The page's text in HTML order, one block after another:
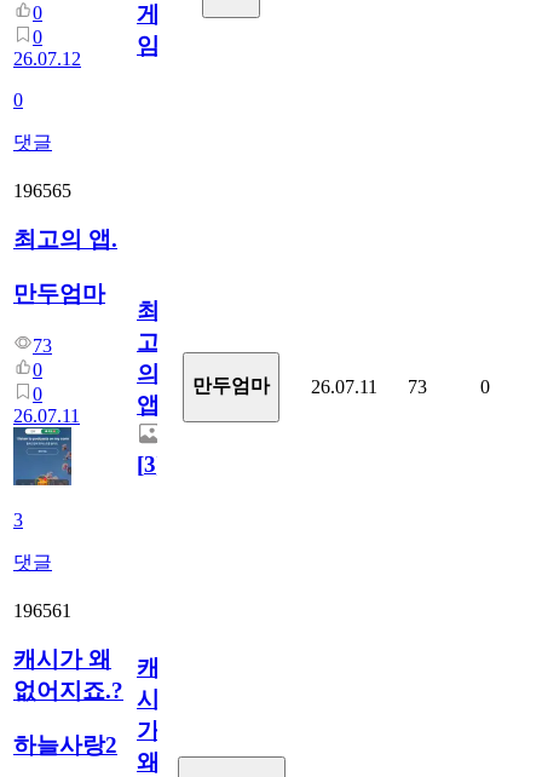
0
0
26.07.12
0
댓글
게
임?
196565
최고의 앱.
만두엄마
73
0
0
26.07.11
3
댓글
최
고
의
앱.
[3]
만두엄마 26.07.11 73 0
196561
캐시가 왜
없어지죠.?
하늘사랑2
캐
시
가
왜